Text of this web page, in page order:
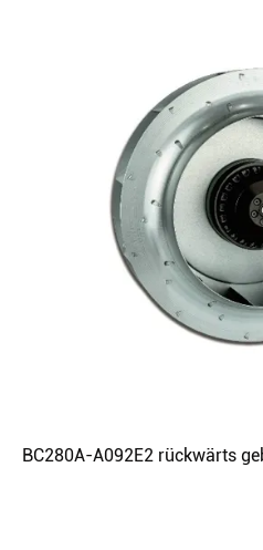
BC280A-A092E2 rückwärts